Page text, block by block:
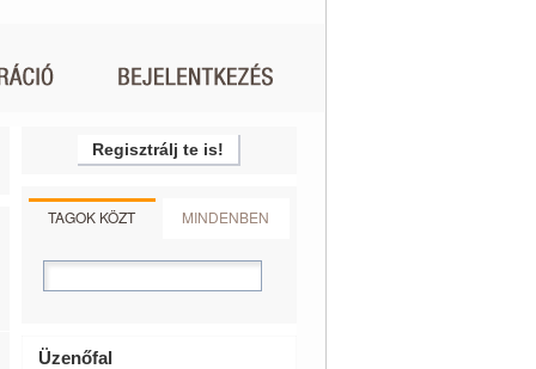
Regisztrálj te is!
TAGOK KÖZT MINDENBEN
Üzenőfal